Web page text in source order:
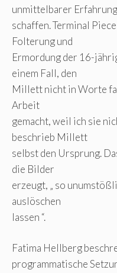
unmittelbarer
schaffen. Terminal
Folterung und
Ermordung der 16-
einem Fall, den
Millett nicht in Worte
Arbeit
gemacht, weil ich sie
beschrieb Millett
selbst den Ursprung.
die Bilder
erzeugt, „ so
auslöschen
lassen “.
Fatima Hellberg
programmatische